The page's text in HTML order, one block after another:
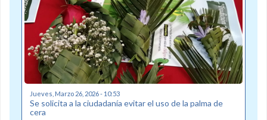
Jueves, Marzo 26, 2026 - 10:53
Se solicita a la ciudadanía evitar el uso de la palma de
cera